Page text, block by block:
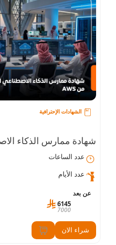
الشهادات الإحترافية
شهادة ممارس الذكاء
AWS
عدد الساعات
عدد الأيام
عن بعد
6145
7000
شراء الان